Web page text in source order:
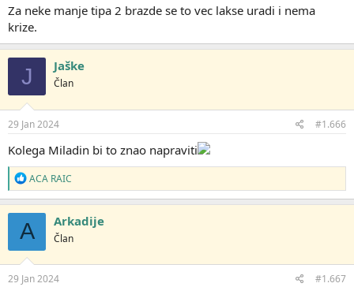
Za neke manje tipa 2 brazde se to vec lakse uradi i nema
krize.
J Jaške
Član
29 Jan 2024 #1.666
Kolega Miladin bi to znao napraviti
R
e
a
g
o
v
a
n
j
ACA RAIC
A Arkadije
Član
29 Jan 2024 #1.667